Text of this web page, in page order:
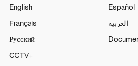
English
Español
Français
العربية
Русский
CCTV+